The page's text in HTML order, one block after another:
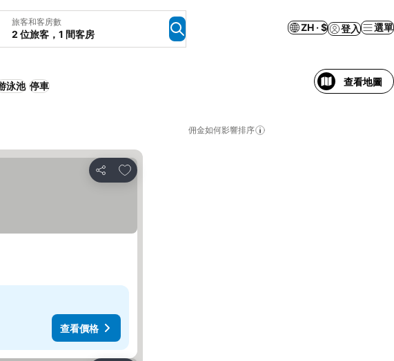
旅客和客房數
2 位旅客，1 間客房
ZH · $ 登入 選單
泳池 停車 查看地圖
佣金如何影響排序
分享
加入我的最愛
查看價格